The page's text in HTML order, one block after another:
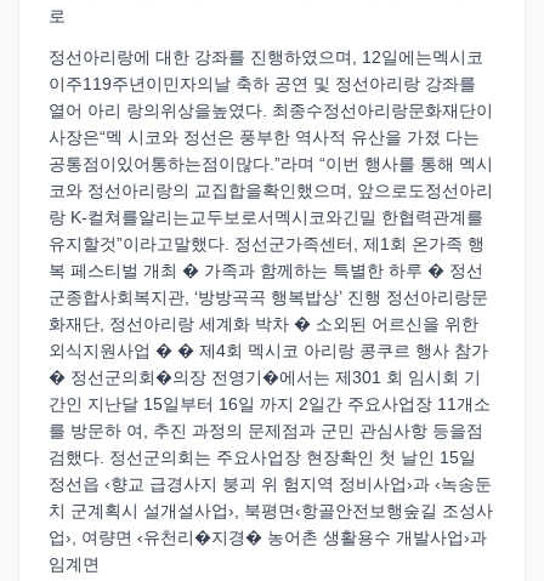
로
정선아리랑에 대한 강좌를 진행하였으며, 12일에는멕시코
이주119주년이민자의날 축하 공연 및 정선아리랑 강좌를
열어 아리 랑의위상을높였다. 최종수정선아리랑문화재단이
사장은“멕 시코와 정선은 풍부한 역사적 유산을 가졌 다는
공통점이있어통하는점이많다.”라며 “이번 행사를 통해 멕시
코와 정선아리랑의 교집합을확인했으며, 앞으로도정선아리
랑 K-컬쳐를알리는교두보로서멕시코와긴밀 한협력관계를
유지할것”이라고말했다. 정선군가족센터, 제1회 온가족 행
복 페스티벌 개최 � 가족과 함께하는 특별한 하루 � 정선
군종합사회복지관, ‘방방곡곡 행복밥상’ 진행 정선아리랑문
화재단, 정선아리랑 세계화 박차 � 소외된 어르신을 위한
외식지원사업 � � 제4회 멕시코 아리랑 콩쿠르 행사 참가
� 정선군의회�의장 전영기�에서는 제301 회 임시회 기
간인 지난달 15일부터 16일 까지 2일간 주요사업장 11개소
를 방문하 여, 추진 과정의 문제점과 군민 관심사항 등을점
검했다. 정선군의회는 주요사업장 현장확인 첫 날인 15일
정선읍 ‹향교 급경사지 붕괴 위 험지역 정비사업›과 ‹녹송둔
치 군계획시 설개설사업›, 북평면‹항골안전보행숲길 조성사
업›, 여량면 ‹유천리�지경� 농어촌 생활용수 개발사업›과
임계면